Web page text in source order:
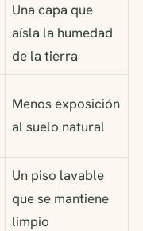
Una capa que
aísla la humedad
de la tierra
Menos exposición
al suelo natural
Un piso lavable
que se mantiene
limpio